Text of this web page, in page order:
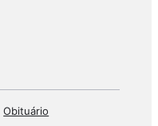
Obituário